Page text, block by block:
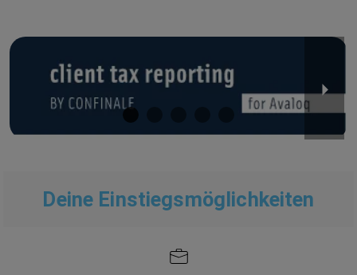
Deine Einstiegsmöglichkeiten